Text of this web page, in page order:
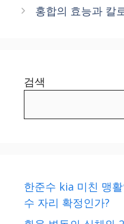
홍합의 효능과 칼
검색
한준수 kia 미친 맹
수 자리 확정인가?